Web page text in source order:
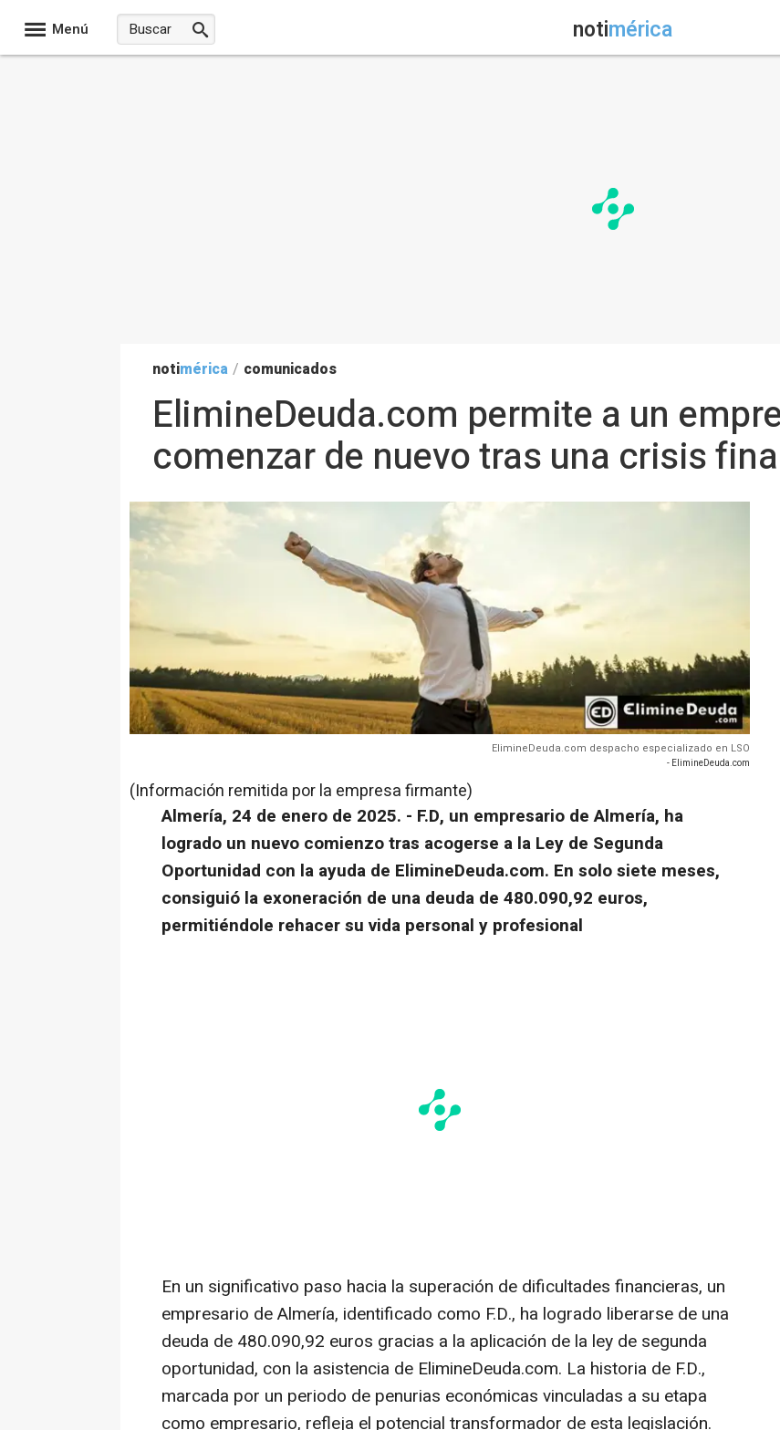
Menú notimérica
notimérica / comunicados
ElimineDeuda.com permite a un
comenzar de nuevo tras una crisis
ElimineDeuda.com despacho especializado en LSO
- ElimineDeuda.com
(Información remitida por la empresa firmante)
Almería, 24 de enero de 2025. - F.D, un empresario de Almería, ha
logrado un nuevo comienzo tras acogerse a la Ley de Segunda
Oportunidad con la ayuda de ElimineDeuda.com. En solo siete meses,
consiguió la exoneración de una deuda de 480.090,92 euros,
permitiéndole rehacer su vida personal y profesional
En un significativo paso hacia la superación de dificultades financieras, un
empresario de Almería, identificado como F.D., ha logrado liberarse de una
deuda de 480.090,92 euros gracias a la aplicación de la ley de segunda
oportunidad, con la asistencia de ElimineDeuda.com. La historia de F.D.,
marcada por un periodo de penurias económicas vinculadas a su etapa
como empresario, refleja el potencial transformador de esta legislación.